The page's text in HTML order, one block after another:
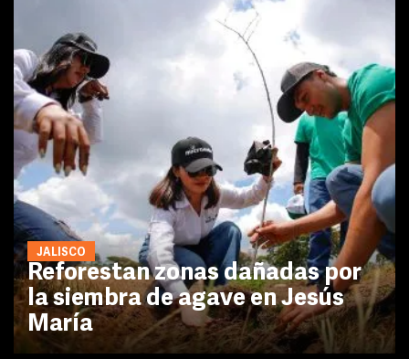
JALISCO
Reforestan zonas dañadas por
la siembra de agave en Jesús
María